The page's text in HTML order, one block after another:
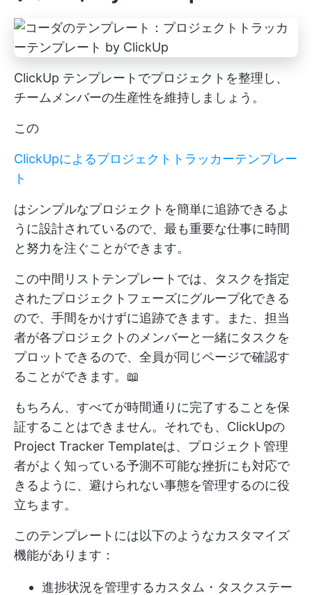
ClickUp テンプレートでプロジェクトを整理し、
チームメンバーの生産性を維持しましょう。
この
ClickUpによるプロジェクトトラッカーテンプレー
ト
はシンプルなプロジェクトを簡単に追跡できるよ
うに設計されているので、最も重要な仕事に時間
と努力を注ぐことができます。
この中間リストテンプレートでは、タスクを指定
されたプロジェクトフェーズにグループ化できる
ので、手間をかけずに追跡できます。また、担当
者が各プロジェクトのメンバーと一緒にタスクを
プロットできるので、全員が同じページで確認す
ることができます。📖
もちろん、すべてが時間通りに完了することを保
証することはできません。それでも、ClickUpの
Project Tracker Templateは、プロジェクト管理
者がよく知っている予測不可能な挫折にも対応で
きるように、避けられない事態を管理するのに役
立ちます。
このテンプレートには以下のようなカスタマイズ
機能があります：
進捗状況を管理するカスタム・タスクステー